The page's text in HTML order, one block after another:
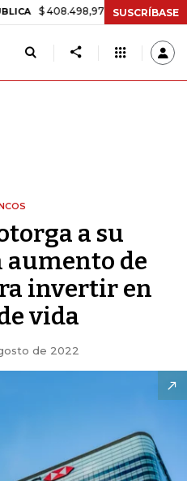
408.498,97 +$ 8.753,81 +2,19%
SUSCRÍBASE
a su
aumento de
invertir en
vida
de 2022